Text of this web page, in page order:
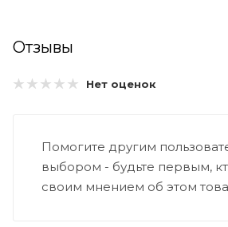
Отзывы
Нет оценок
Помогите другим
выбором - будьте первым,
своим мнением об этом